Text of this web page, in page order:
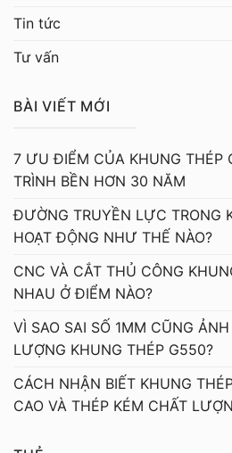
Tin tức
Tư vấn
BÀI VIẾT MỚI
7 ƯU ĐIỂM CỦA KHUNG THÉP
TRÌNH BỀN HƠN 30 NĂM
ĐƯỜNG TRUYỀN LỰC TRONG
HOẠT ĐỘNG NHƯ THẾ NÀO?
CNC VÀ CẮT THỦ CÔNG
NHAU Ở ĐIỂM NÀO?
VÌ SAO SAI SỐ 1MM CŨNG
LƯỢNG KHUNG THÉP G550?
CÁCH NHẬN BIẾT KHUNG
CAO VÀ THÉP KÉM CHẤT